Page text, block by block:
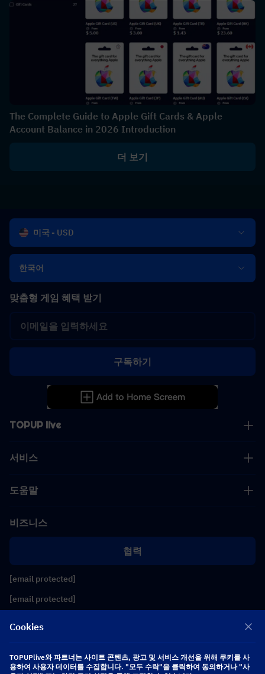
The Complete Guide to Apple Gift Cards & Apple
Account Balance in 2026 Introduction
더 보기
미국 - USD
한국어
TOPUP live
서비스
도움말
비즈니스
협력
[email protected]
[email protected]
맞춤형 게임 혜택 받기
구독하기
팔로우하기
Copyright 2026 SEA WHALE TECHNOLOGY PTE.LTD. All Rights Reserved.
Cookies
TOPUPlive와 파트너는 사이트 콘텐츠, 광고 및 서비스 개선을 위해 쿠키를 사
용하여 사용자 데이터를 수집합니다. "모두 수락"을 클릭하여 동의하거나 "사